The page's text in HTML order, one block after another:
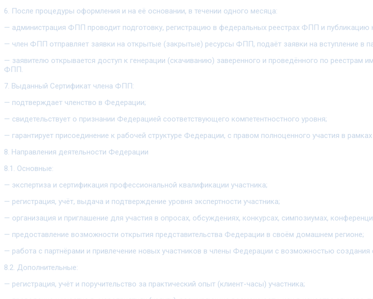
6. После процедуры оформления и на её основании, в течении одного месяца:
— администрация ФПП проводит подготовку, регистрацию в федеральных реестрах ФПП и публикацию
— член ФПП отправляет заявки на открытые (закрытые) ресурсы ФПП, подаёт заявки на вступление в
— заявителю открывается доступ к генерации (скачиванию) заверенного и проведённого по реестрам
ФПП.
7. Выданный Сертификат члена ФПП:
— подтверждает членство в Федерации;
— свидетельствует о признании Федерацией соответствующего компетентностного уровня;
— гарантирует присоединение к рабочей структуре Федерации, с правом полноценного участия в
8. Направления деятельности Федерации
8.1. Основные:
— экспертиза и сертификация профессиональной квалификации участника;
— регистрация, учёт, выдача и подтверждение уровня экспертности участника;
— организация и приглашение для участия в опросах, обсуждениях, конкурсах, симпозиумах,
— предоставление возможности открытия представительства Федерации в своём домашнем регионе;
— работа с партнёрами и привлечение новых участников в члены Федерации с возможностью создания
8.2. Дополнительные:
— регистрация, учёт и поручительство за практический опыт (клиент-часы) участника;